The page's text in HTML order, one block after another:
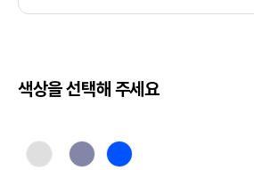
색상을 선택해 주세요